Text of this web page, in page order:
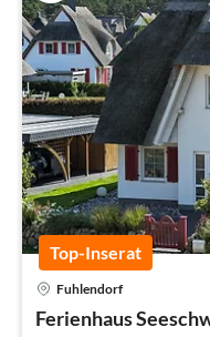
Top-Inserat
Fuhlendorf
Ferienhaus